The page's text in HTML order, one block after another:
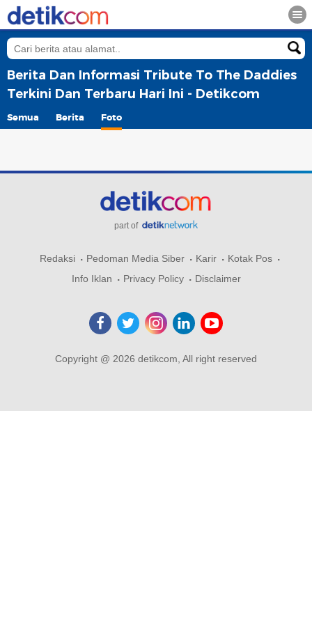
Berita Dan Informasi Tribute To The Daddies
Terkini Dan Terbaru Hari Ini - Detikcom
Semua Berita Foto
part of
Redaksi Pedoman Media Siber Karir
Kotak Pos
Info Iklan
Privacy Policy Disclaimer
Copyright @ 2026 detikcom, All right reserved